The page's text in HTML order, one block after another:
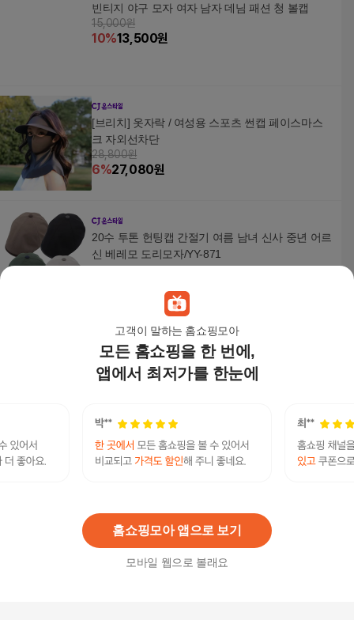
고객이 말하는 홈쇼핑모아
모든 홈쇼핑을 한 번에,
앱에서 최저가를 한눈에
홈쇼핑모아 앱으로 보기
모바일 웹으로 볼래요
빈티지 야구 모자 여자 남자 데님 패션 청 볼캡
15,000원
10%13,500원
[브리치] 옷자락 / 여성용 스포츠 썬캡 페이스마스
크 자외선차단
28,800원
6%27,080원
20수 투톤 헌팅캡 간절기 여름 남녀 신사 중년 어르
신 베레모 도리모자/YY-871
니트 벙거지 라탄 밀짚 여름 손뜨개 챙 넓은 버킷햇
36,000원
10%32,400원
[브리치] 옷자락 / 여자 헤어리 배색 스트라이프 털
6%22,380원